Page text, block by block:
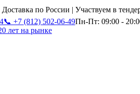
по России | Участвуем в
📞 +7 (812) 502-06-49Пн-Пт: 09:00 -
лет на рынке